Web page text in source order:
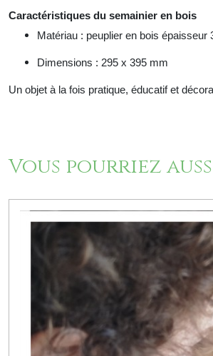
Caractéristiques du semainier en bois
Matériau : peuplier en bois épaisseur
Dimensions : 295 x 395 mm
Un objet à la fois pratique, éducatif et
Vous pourriez